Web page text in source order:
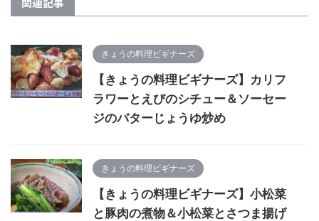
きょうの料理ビギナーズ
【きょうの料理ビギナーズ】カリフ
ラワーとえびのシチュー＆ソーセー
ジのバターじょうゆ炒め
きょうの料理ビギナーズ
【きょうの料理ビギナーズ】小松菜
と豚肉の煮物＆小松菜とさつま揚げ